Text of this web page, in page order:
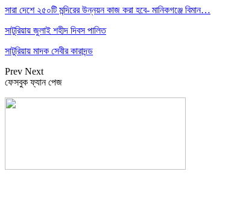
সারা দেশে ২৫০টি মন্দিরের উন্নয়ন কাজ করা হবে- মানিকগঞ্জে বিমান…
সাটুরিয়ায় জুলাই শহীদ দিবস পালিত
সাটুরিয়ায় মাদক সেবীর কারাদন্ড
Prev Next
ফেসবুক ফ্যান পেজ